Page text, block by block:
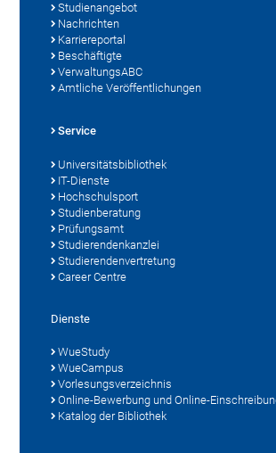
Studienangebot
Nachrichten
Karriereportal
Beschäftigte
VerwaltungsABC
Amtliche Veröffentlichungen
Service
Universitätsbibliothek
IT-Dienste
Hochschulsport
Studienberatung
Prüfungsamt
Studierendenkanzlei
Studierendenvertretung
Career Centre
Dienste
WueStudy
WueCampus
Vorlesungsverzeichnis
Online-Bewerbung und Online-
Katalog der Bibliothek